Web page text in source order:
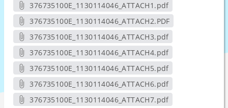
376735100E_1130114046_ATTACH1.pdf
另開新視窗
376735100E_1130114046_ATTACH2.PDF
另開新視窗
376735100E_1130114046_ATTACH3.pdf
另開新視窗
376735100E_1130114046_ATTACH4.pdf
另開新視窗
376735100E_1130114046_ATTACH5.pdf
另開新視窗
376735100E_1130114046_ATTACH6.pdf
另開新視窗
376735100E_1130114046_ATTACH7.pdf